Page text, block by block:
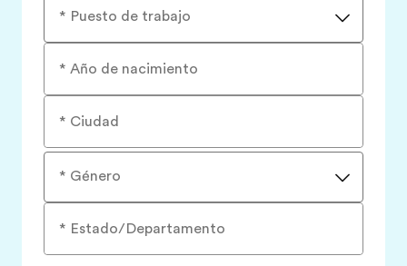
* Puesto de trabajo
* Año de nacimiento
* Ciudad
* Género
* Estado/Departamento